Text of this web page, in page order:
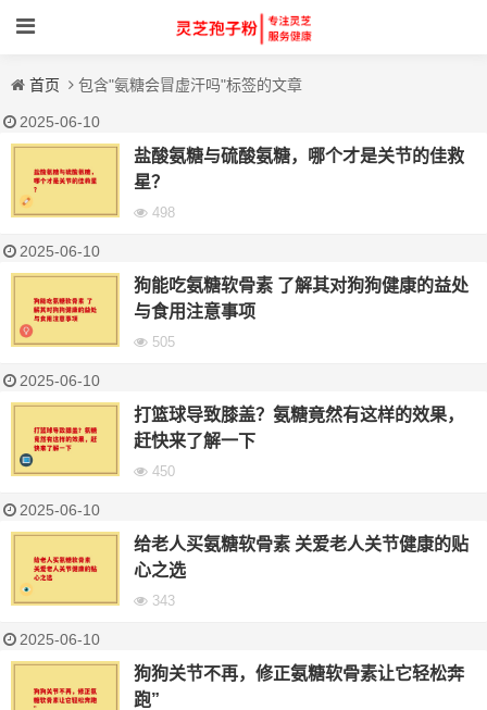
首页 包含"氨糖会冒虚汗吗"标签的文章
2025-06-10
盐酸氨糖与硫酸氨糖，哪个才是关节的佳救
星？
498
2025-06-10
狗能吃氨糖软骨素 了解其对狗狗健康的益处
与食用注意事项
505
2025-06-10
打篮球导致膝盖？氨糖竟然有这样的效果，
赶快来了解一下
450
2025-06-10
给老人买氨糖软骨素 关爱老人关节健康的贴
心之选
343
2025-06-10
狗狗关节不再，修正氨糖软骨素让它轻松奔
跑”